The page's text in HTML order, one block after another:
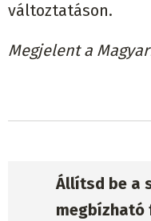
változtatáson.
Megjelent a
Állítsd be a
megbízható